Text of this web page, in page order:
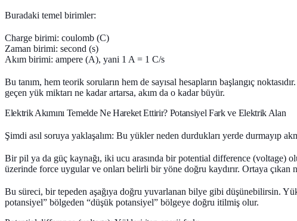
Buradaki temel birimler:
Charge birimi: coulomb (C)
Zaman birimi: second (s)
Akım birimi: ampere (A), yani 1 A = 1 C/s
Bu tanım, hem teorik soruların hem de sayısal hesapların başlangıç
geçen yük miktarı ne kadar artarsa, akım da o kadar büyür.
Elektrik Akımını Temelde Ne Hareket Ettirir? Potansiyel Fark ve Elektrik Alan
Şimdi asıl soruya yaklaşalım: Bu yükler neden durdukları yerde durmayıp
Bir pil ya da güç kaynağı, iki ucu arasında bir potential difference (voltage)
üzerinde force uygular ve onları belirli bir yöne doğru kaydırır. Ortaya çıkan
Bu süreci, bir tepeden aşağıya doğru yuvarlanan bilye gibi düşünebilirsin.
potansiyel” bölgeden “düşük potansiyel” bölgeye doğru itilmiş olur.